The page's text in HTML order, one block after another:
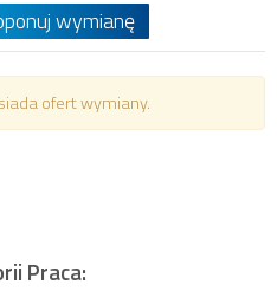
wymianę
ofert wymiany.
Praca: